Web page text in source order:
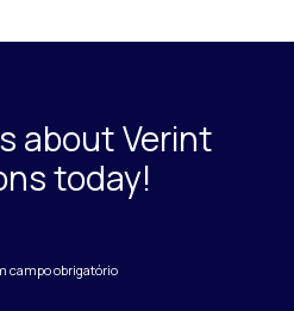
about Verint
today!
campo obrigatório